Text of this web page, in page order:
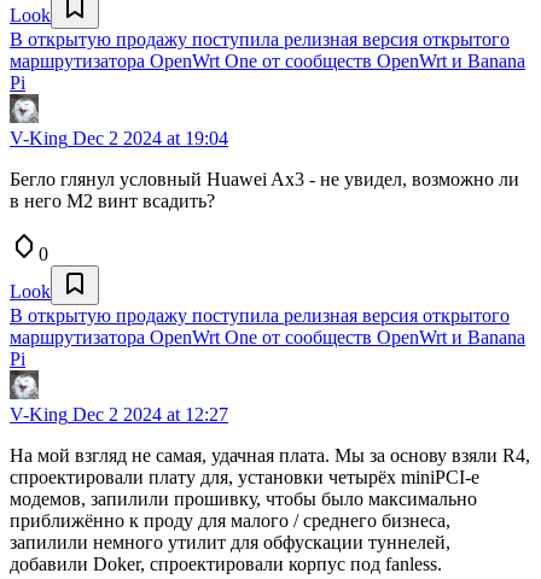
Look
В открытую продажу поступила релизная версия открытого
маршрутизатора OpenWrt One от сообществ OpenWrt и Banana
Pi
V-King Dec 2 2024 at 19:04
Бегло глянул условный Huawei Ax3 - не увидел, возможно ли
в него M2 винт всадить?
0
Look
В открытую продажу поступила релизная версия открытого
маршрутизатора OpenWrt One от сообществ OpenWrt и Banana
Pi
V-King Dec 2 2024 at 12:27
На мой взгляд не самая, удачная плата. Мы за основу взяли R4,
спроектировали плату для, установки четырёх miniPCI-e
модемов, запилили прошивку, чтобы было максимально
приближённо к проду для малого / среднего бизнеса,
запилили немного утилит для обфускации туннелей,
добавили Doker, спроектировали корпус под fanless.